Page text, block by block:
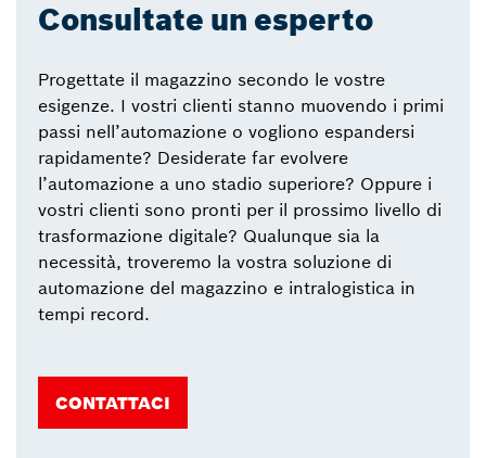
Consultate un esperto
Progettate il magazzino secondo le vostre
esigenze. I vostri clienti stanno muovendo i primi
passi nell’automazione o vogliono espandersi
rapidamente? Desiderate far evolvere
l’automazione a uno stadio superiore? Oppure i
vostri clienti sono pronti per il prossimo livello di
trasformazione digitale? Qualunque sia la
necessità, troveremo la vostra soluzione di
automazione del magazzino e intralogistica in
tempi record.
CONTATTACI